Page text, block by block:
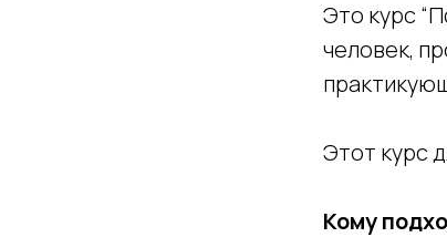
Это курс
человек,
Этот курс
Кому